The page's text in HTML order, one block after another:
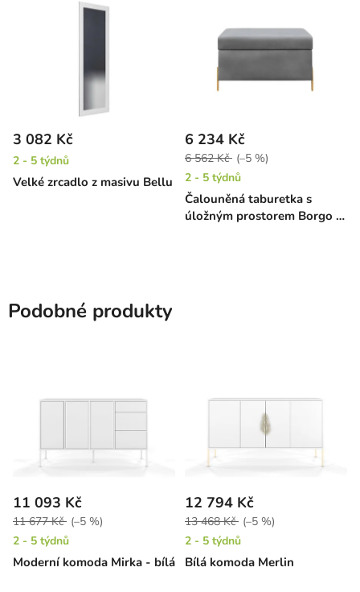
Velké zrcadlo z masivu Bellu
3 082 Kč
2 - 5 týdnů
Čalouněná taburetka s
úložným prostorem Borgo -
6 234 Kč
6 562 Kč (–5 %)
2 - 5 týdnů
Podobné produkty
Moderní komoda Mirka - bílá
11 093 Kč
11 677 Kč (–5 %)
2 - 5 týdnů
Bílá komoda Merlin
12 794 Kč
13 468 Kč (–5 %)
2 - 5 týdnů